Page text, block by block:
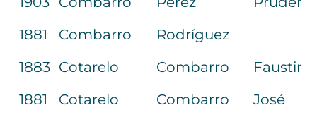
1881
Combarro
Rodríguez
1883 Cotarelo Combarro
Faustino
1881
Cotarelo Combarro
José